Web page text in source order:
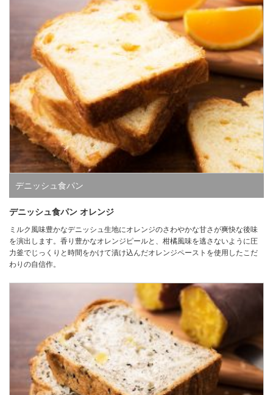
デニッシュ食パン
デニッシュ食パン オレンジ
ミルク風味豊かなデニッシュ生地にオレンジのさわやかな甘さが爽快な後味
を演出します。香り豊かなオレンジピールと、柑橘風味を逃さないように圧
力釜でじっくりと時間をかけて漬け込んだオレンジペーストを使用したこだ
わりの自信作。